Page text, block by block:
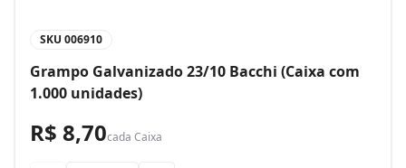
SKU 006910
Grampo Galvanizado 23/10 Bacchi (Caixa com
1.000 unidades)
R$ 8,70cada Caixa